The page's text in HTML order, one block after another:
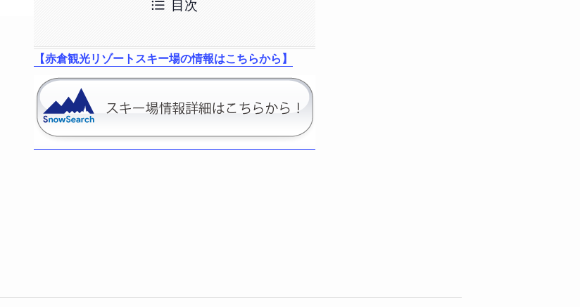
目次
【赤倉観光リゾートスキー場の情報はこちらから】